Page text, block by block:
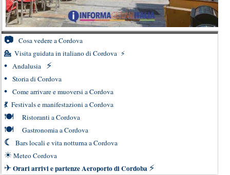
📷 Cosa vedere a Cordova
💁 Visita guidata in italiano di Cordova ⚡
• Andalusia
⚡
• Storia di Cordova
• Come arrivare e muoversi a Cordova
💃 Festivals e manifestazioni a Cordova
🍽 Ristoranti a Cordova
🍽 Gastronomia a Cordova
☾ Bars locali e vita notturna a Cordova
☀ Meteo Cordova
✈Orari arrivi e partenze Aeroporto di Cordoba ⚡